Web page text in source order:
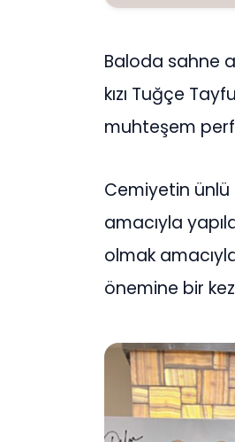
Baloda sahne
kızı Tuğçe
muhteşem
Cemiyetin ünlü
amacıyla
olmak
önemine bir